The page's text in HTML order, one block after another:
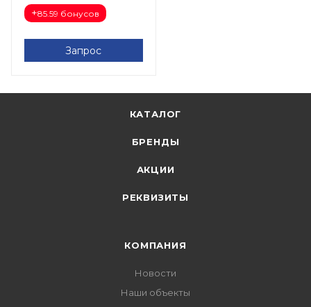
+85.59 бонусов
Запрос
КАТАЛОГ
БРЕНДЫ
АКЦИИ
РЕКВИЗИТЫ
КОМПАНИЯ
Новости
Наши объекты